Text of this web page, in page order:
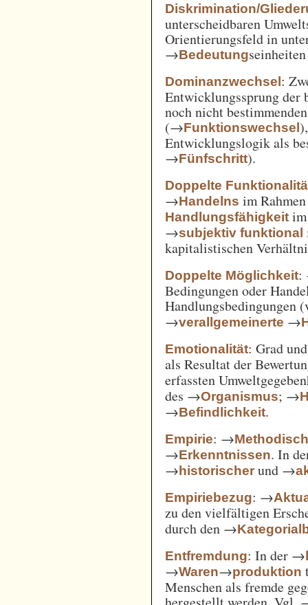
Diskrimination/
unterscheidbaren
Orientierungsfeld in
→Bedeutung
Dominanzwechsel:
Entwicklungssprung der
noch nicht
(→Funktionswechsel
Entwicklungslogik als
→Fünfschritt).
Doppelte
→Handelns im
Handlungsfähigkeit
→subjektiv funktional
kapitalistischen
Doppelte Möglichkeit:
Bedingungen oder
Handlungsbedingungen
→verallgemeinerte →
Emotionalität: Grad
als Resultat der
erfassten
des →Organismus; →
→Befindlichkeit.
Empirie: →
→Erkenntnissen. In
→historischer und →
Empiriebezug: →
zu den vielfältigen
durch den →
Entfremdung: In der →
→Waren→produktion
Menschen als fremde